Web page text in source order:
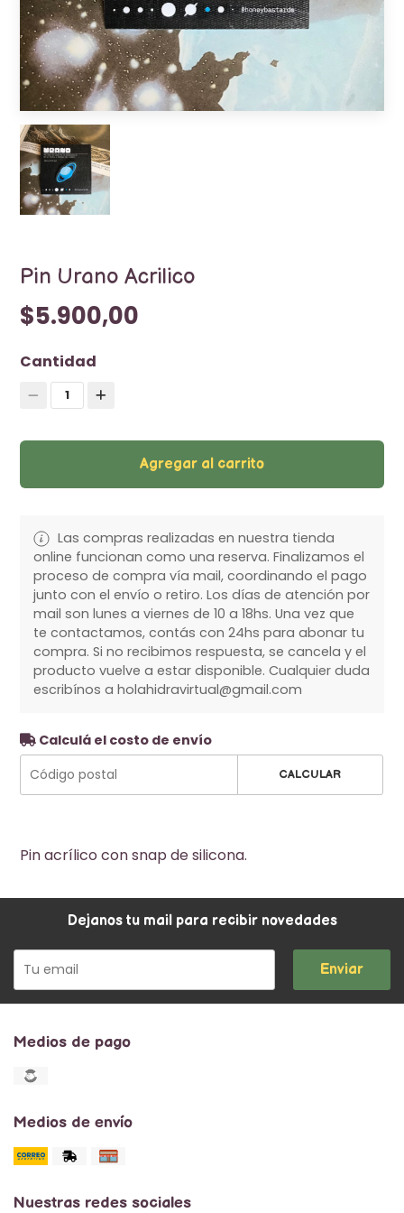
Pin Urano Acrilico
$5.900,00
Cantidad
1
Agregar al carrito
Las compras realizadas en nuestra tienda
online funcionan como una reserva. Finalizamos el
proceso de compra vía mail, coordinando el pago
junto con el envío o retiro. Los días de atención por
mail son lunes a viernes de 10 a 18hs. Una vez que
te contactamos, contás con 24hs para abonar tu
compra. Si no recibimos respuesta, se cancela y el
producto vuelve a estar disponible. Cualquier duda
escribínos a holahidravirtual@gmail.com
Calculá el costo de envío
CALCULAR
Pin acrílico con snap de silicona.
Dejanos tu mail para recibir novedades
Enviar
Medios de pago
Medios de envío
Nuestras redes sociales